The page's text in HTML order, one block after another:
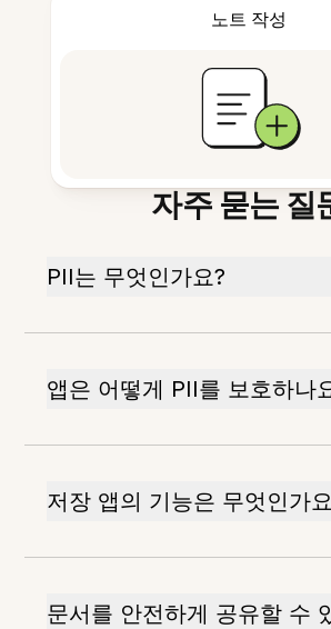
노트 작성
자주 묻는 질
PII는 무엇인가요?
앱은 어떻게 PII를 보호하나
저장 앱의 기능은 무엇인가
문서를 안전하게 공유할 수